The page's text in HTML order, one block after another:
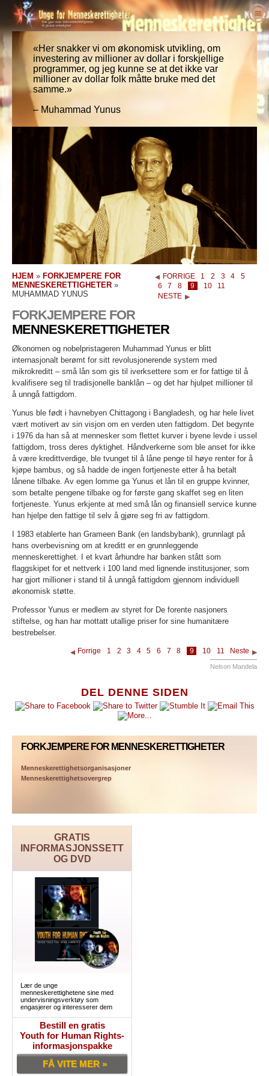
Om oss
Hva er Unge for menneskerettigheter?
Vårt formål
Historien om Unge for menneskerettigheter
Lederstab
Rådgivende komite
UFMRI’s samarbeidspartnere
Proklamasjoner & anerkjennelser
Støtteerklæringer
Hva er menneskerettigheter?
Menneskerettigheter definert
Bakgrunnen for menneskerettighetene
Verdenserklæringen om
Menneskerettigheter
Lœrere
Velkommen
Detaljer om undervisningspakken
Resultater fra lærere
Menneskerettighetspensum
Pedagog programmere
program implementering
Gjør noe med det
Engasjer deg
petisjon
Medlemskap & donasjon
Grupper
Konkurranser
Forkjempere for menneskerettigheter
Forkjempere for menneskerettigheter
Menneskerettighetsorganisasjoner
Menneskerettighetsovergrep
Nyheter
Kontakt
«Her snakker vi om økonomisk utvikling, om
investering av millioner av dollar i forskjellige
programmer, og jeg kunne se at det ikke var
millioner av dollar folk måtte bruke med det
samme.»
– Muhammad Yunus
HJEM » FORKJEMPERE FOR
MENNESKERETTIGHETER »
MUHAMMAD YUNUS
FORRIGE 1 2 3 4
5
6
7 8 9 10
11
NESTE
DEL DENNE SIDEN
FORKJEMPERE FOR MENNESKERETTIGHETER
Menneskerettighetsorganisasjoner
Menneskerettighetsovergrep
GRATIS
INFORMASJONSSETT
OG DVD
Lær de unge
menneskerettighetene sine med
undervisningsverktøy som
engasjerer og interesserer dem
Bestill en gratis
Youth for Human Rights-
informasjonspakke
FÅ VITE MER »
FORKJEMPERE FOR
MENNESKERETTIGHETER
Økonomen og nobelpristageren Muhammad Yunus er blitt
internasjonalt berømt for sitt revolusjonerende system med
mikrokreditt – små lån som gis til iverksettere som er for fattige til å
kvalifisere seg til tradisjonelle banklån – og det har hjulpet millioner til
å unngå fattigdom.
Yunus ble født i havnebyen Chittagong i Bangladesh, og har hele livet
vært motivert av sin visjon om en verden uten fattigdom. Det begynte
i 1976 da han så at mennesker som flettet kurver i byene levde i ussel
fattigdom, tross deres dyktighet. Håndverkerne som ble anset for ikke
å være kredittverdige, ble tvunget til å låne penge til høye renter for å
kjøpe bambus, og så hadde de ingen fortjeneste etter å ha betalt
lånene tilbake. Av egen lomme ga Yunus et lån til en gruppe kvinner,
som betalte pengene tilbake og for første gang skaffet seg en liten
fortjeneste. Yunus erkjente at med små lån og finansiell service kunne
han hjelpe den fattige til selv å gjøre seg fri av fattigdom.
I 1983 etablerte han Grameen Bank (en landsbybank), grunnlagt på
hans overbevisning om at kreditt er en grunnleggende
menneskerettighet. I et kvart århundre har banken stått som
flaggskipet for et nettverk i 100 land med lignende institusjoner, som
har gjort millioner i stand til å unngå fattigdom gjennom individuell
økonomisk støtte.
Professor Yunus er medlem av styret for De forente nasjoners
stiftelse, og han har mottatt utallige priser for sine humanitære
bestrebelser.
Forrige 1 2 3 4 5 6 7 8 9 10 11 Neste
Nelson Mandela